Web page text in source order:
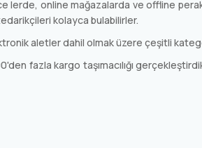
online mağazalarda ve offline
kolayca bulabilirler.
aletler dahil olmak üzere çeşitli
fazla kargo taşımacılığı